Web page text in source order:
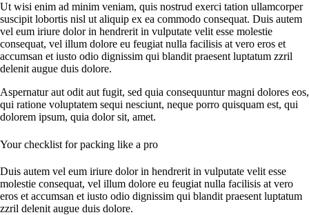
Ut wisi enim ad minim veniam, quis nostrud exerci tation ullamcorper
suscipit lobortis nisl ut aliquip ex ea commodo consequat. Duis autem
vel eum iriure dolor in hendrerit in vulputate velit esse molestie
consequat, vel illum dolore eu feugiat nulla facilisis at vero eros et
accumsan et iusto odio dignissim qui blandit praesent luptatum zzril
delenit augue duis dolore.
Aspernatur aut odit aut fugit, sed quia consequuntur magni dolores eos,
qui ratione voluptatem sequi nesciunt, neque porro quisquam est, qui
dolorem ipsum, quia dolor sit, amet.
Your checklist for packing like a pro
Duis autem vel eum iriure dolor in hendrerit in vulputate velit esse
molestie consequat, vel illum dolore eu feugiat nulla facilisis at vero
eros et accumsan et iusto odio dignissim qui blandit praesent luptatum
zzril delenit augue duis dolore.